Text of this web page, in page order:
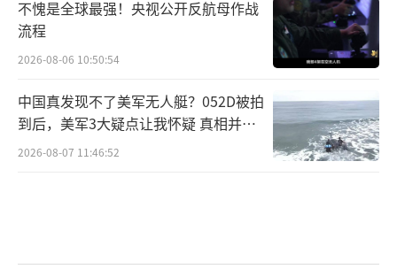
不愧是全球最强！央视公开反航母作战
流程
2026-08-06 10:50:54
中国真发现不了美军无人艇？052D被拍
到后，美军3大疑点让我怀疑 真相并非
如此
2026-08-07 11:46:52